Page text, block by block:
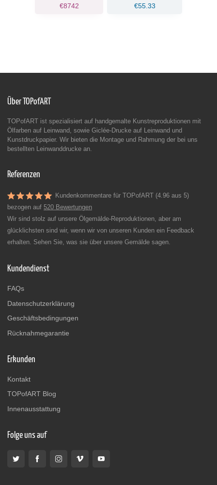
€8742
€55.33
Über TOPofART
TOPofART ist spezialisiert auf handgemalte Kunstreproduktionen mit
Ölfarben auf Leinwand, sowie Giclée-Drucke auf Leinwand und
Kunstdruckpapier. Wir bieten die Montage und Rahmung der bei uns
bestellten Leinwanddrucke an.
Referenzen
Kundenkommentare für TOPofART (4.96 aus 5)
bezogen auf 520 Bewertungen
Wir sind stolz auf unsere Ölgemälde-Reproduktionen, aber am
glücklichsten sind wir, wenn wir von unseren Kunden ein Feedback
erhalten. Sehen Sie, was sie über unsere Gemälde sagen.
Kundendienst
FAQs
Datenschutzerklärung
Geschäftsbedingungen
Rücknahmegarantie
Erkunden
Kontakt
TOPofART Blog
Innenausstattung
Folge uns auf